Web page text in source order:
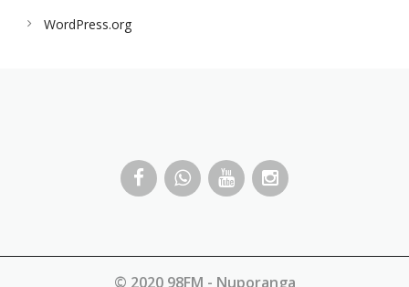
WordPress.org
© 2020 98FM - Nuporanga